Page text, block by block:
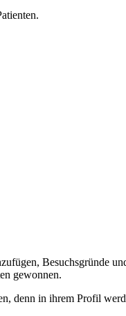
Besuchsgründe
gewonnen.
denn in ihrem Profil